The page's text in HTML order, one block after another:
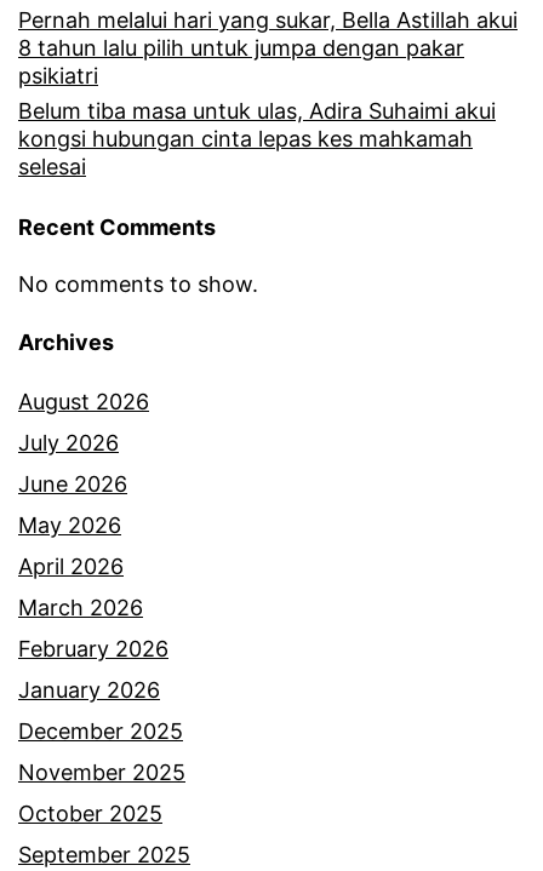
Pernah melalui hari yang sukar, Bella Astillah akui
8 tahun lalu pilih untuk jumpa dengan pakar
psikiatri
Belum tiba masa untuk ulas, Adira Suhaimi akui
kongsi hubungan cinta lepas kes mahkamah
selesai
Recent Comments
No comments to show.
Archives
August 2026
July 2026
June 2026
May 2026
April 2026
March 2026
February 2026
January 2026
December 2025
November 2025
October 2025
September 2025